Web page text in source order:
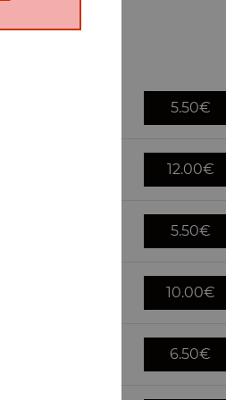
5.50€
12.00€
5.50€
10.00€
6.50€